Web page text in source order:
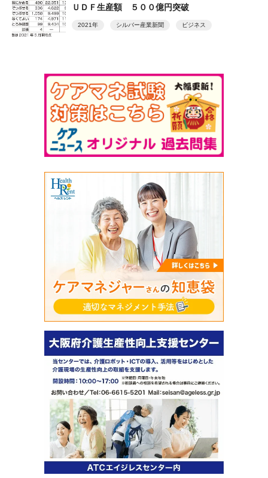
ＵＤＦ生産額 ５００億円突破
2021年 シルバー産業新聞 ビジネス